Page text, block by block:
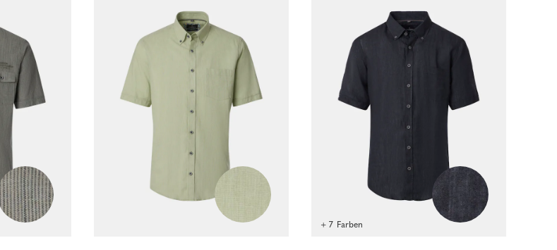
+ 7 Farben